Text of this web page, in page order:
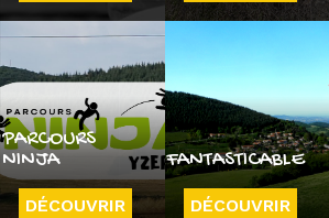
PARCOURS
NINJA
DÉCOUVRIR
FANTASTICABLE
DÉCOUVRIR